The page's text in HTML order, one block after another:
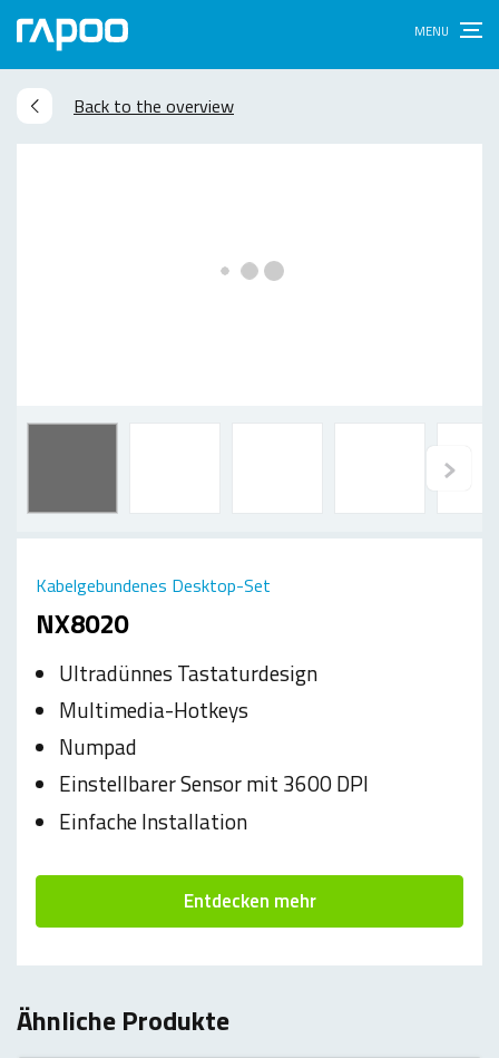
Back to the overview
NX8020
Kabelgebundenes Desktop-Set
Ultradünnes Tastaturdesign
Multimedia-Hotkeys
Numpad
Einstellbarer Sensor mit 3600 DPI
Einfache Installation
Entdecken mehr
Ähnliche Produkte